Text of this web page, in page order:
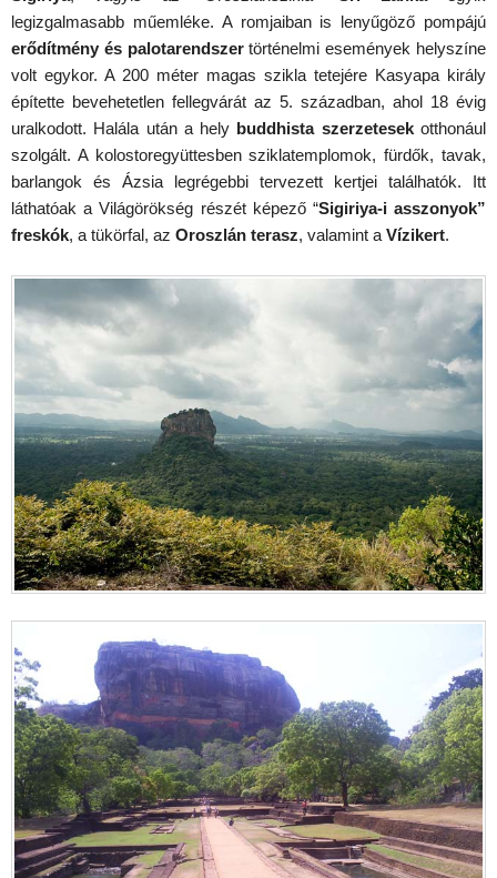
legizgalmasabb műemléke. A romjaiban is lenyűgöző pompájú
erődítmény és palotarendszertörténelmi események helyszíne
volt egykor. A 200 méter magas szikla tetejére Kasyapa király
építette bevehetetlen fellegvárát az 5. században, ahol 18 évig
uralkodott. Halála után a hely buddhista szerzetesekotthonául
szolgált. A kolostoregyüttesben sziklatemplomok, fürdők, tavak,
barlangok és Ázsia legrégebbi tervezett kertjei találhatók. Itt
láthatóak a Világörökség részét képező “Sigiriya-i asszonyok”
freskók, a tükörfal, az Oroszlán terasz, valamint a Vízikert.